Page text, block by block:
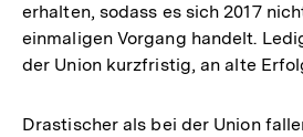
erhalten, sodass es sich 2017
einmaligen Vorgang handelt.
der Union kurzfristig, an alte
Drastischer als bei der Union